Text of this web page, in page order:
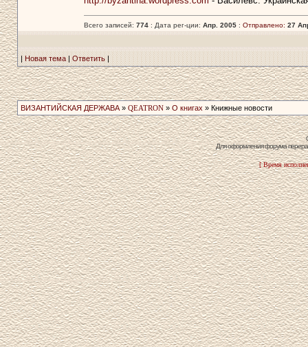
Всего записей: 774: Дата рег-ции: Апр. 2005: Отправлено: 27
| Новая тема|Ответить|
ВИЗАНТИЙСКАЯ ДЕРЖАВА» QEATRON» О книгах » Книжные новости
Для оформления форума
[ Время